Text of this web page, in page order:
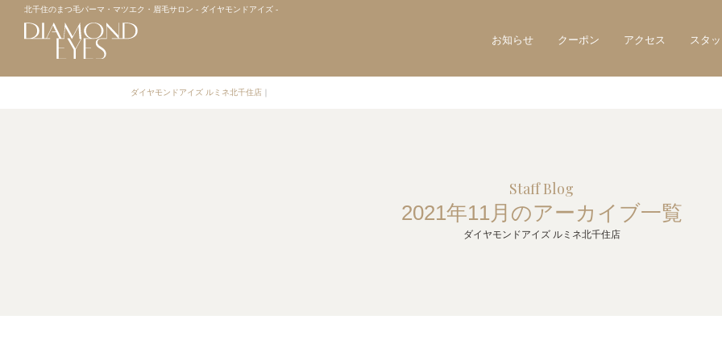
北千住のまつ毛パーマ・マツエク・眉毛サロン - ダイヤモンドアイズ -
お知らせ クーポン アクセス スタ
ダイヤモンドアイズ ルミネ北千住店
Staff Blog
2021年11月のアーカイブ一覧
ダイヤモンドアイズ ルミネ北千住店